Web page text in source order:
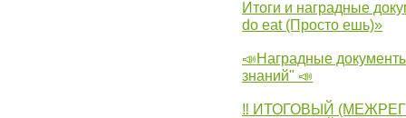
Итоги и наградные
do eat (Просто ешь)»
📣Наградные
знаний" 📣
‼ ИТОГОВЫЙ